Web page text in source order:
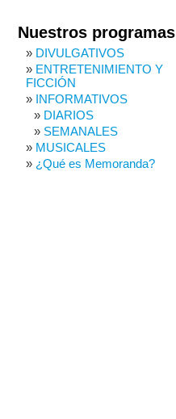
Nuestros programas
DIVULGATIVOS
ENTRETENIMIENTO Y
FICCIÓN
INFORMATIVOS
DIARIOS
SEMANALES
MUSICALES
¿Qué es Memoranda?